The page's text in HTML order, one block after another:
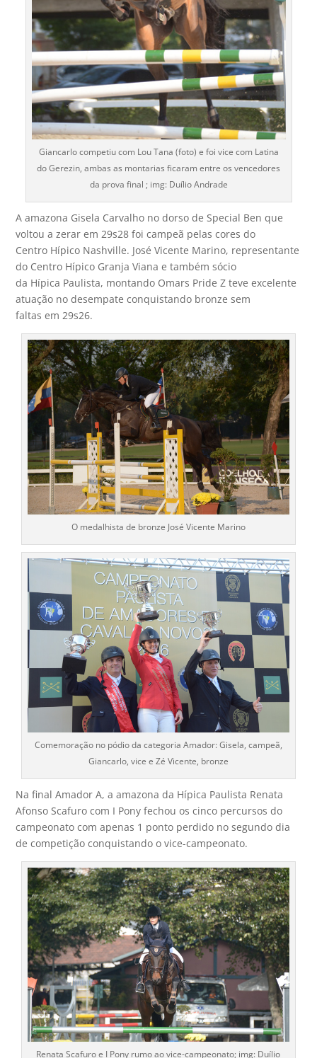
Giancarlo competiu com Lou Tana (foto) e foi vice com Latina
do Gerezin, ambas as montarias ficaram entre os vencedores
da prova final ; img: Duílio Andrade
A amazona Gisela Carvalho no dorso de Special Ben que
voltou a zerar em 29s28 foi campeã pelas cores do
Centro Hípico Nashville. José Vicente Marino, representante
do Centro Hípico Granja Viana e também sócio
da Hípica Paulista, montando Omars Pride Z teve excelente
atuação no desempate conquistando bronze sem
faltas em 29s26.
O medalhista de bronze José Vicente Marino
Comemoração no pódio da categoria Amador: Gisela, campeã,
Giancarlo, vice e Zé Vicente, bronze
Na final Amador A, a amazona da Hípica Paulista Renata
Afonso Scafuro com I Pony fechou os cinco percursos do
campeonato com apenas 1 ponto perdido no segundo dia
de competição conquistando o vice-campeonato.
Renata Scafuro e I Pony rumo ao vice-campeonato; img: Duílio